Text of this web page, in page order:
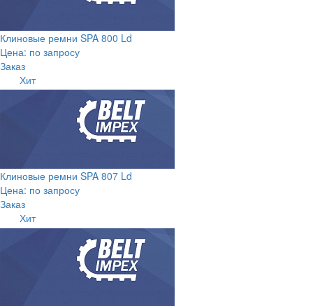
Клиновые ремни SPA 800 Ld
Цена: по запросу
Заказ
Хит
Клиновые ремни SPA 807 Ld
Цена: по запросу
Заказ
Хит